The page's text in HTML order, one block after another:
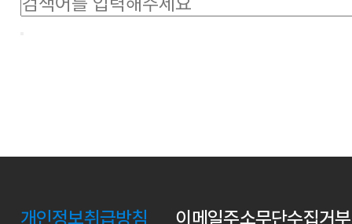
개인정보취급방침 이메일주소무단수집거부
사이트 정보